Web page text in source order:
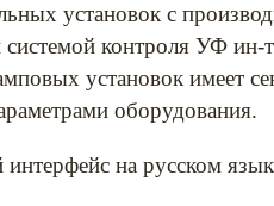
установок с
контроля УФ
установок имеет
оборудования.
на русском